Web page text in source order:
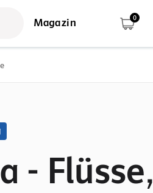
mit der Enter-Taste!
Magazin 0
- Flüsse,